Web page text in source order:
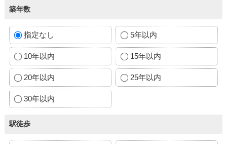
築年数
指定なし 5年以内
10年以内 15年以内
20年以内 25年以内
30年以内
駅徒歩